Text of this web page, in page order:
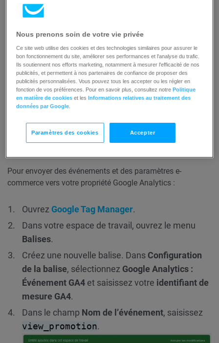
avec Google Analytics. Bien que nous vous
recommandations IA, le suivi des événements
liés à ces recommandations dans GA4 doit être
effectué par le client.
Lorsqu’une bannière de recommandation est générée, un
événementview_promotion
dataLayer, conformément à ladocumentation de
Google Analytics 4. Le traitement de cet événement
s’effectuera côté client.
Pour envoyer des événements et des paramètres e-
commerce vers votre propriété Google Analytics :
Ouvrez Google Tag Manager.
Dans votre espace de travail, ouvrez le menu
Balises.
Créez une nouvelle balise. Dans Configuration
de la balise, sélectionnez Google Analytics :
Événement GA4 et saisissez votre identifiant de
mesure GA4.
Dans le champ Nom de l’événement, saisissez
view_promotion.
Nous prenons soin de votre vie privée
Ce site web utilise des cookies et des technologies similaires pour assurer le
bon fonctionnement du site, améliorer ses performances et l'analyse du trafic.
Ils soutiennent nos efforts marketing, notamment à mesurer l'efficacité de nos
publicités, et permettent à nos partenaires de confiance de proposer des
publicités personnalisées. Vous pouvez tous les accepter ou les régler en
fonction de vos préférences. Pour en savoir plus, consultez notre Politique
en matière de cookies et les Informations relatives au traitement des
données par Google
Paramètres des cookies Accepter